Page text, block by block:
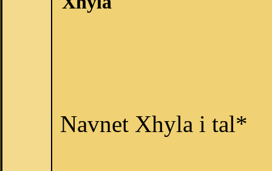
Navnet Xhyla i tal*